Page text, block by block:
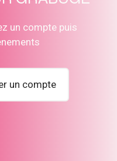
un compte puis
un compte